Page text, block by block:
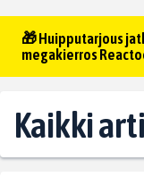
🎁 Huipputarjous
megakierros
Kaikki